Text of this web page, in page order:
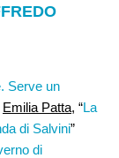
Serve un
Emilia Patta, “La
di Salvini”
di